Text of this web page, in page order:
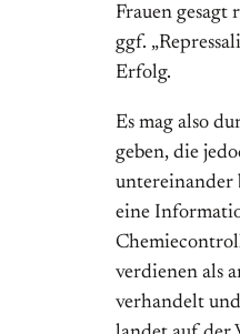
Frauen gesagt
ggf.
Erfolg.
Es mag also
geben, die
untereinander
eine
verdienen als
verhandelt